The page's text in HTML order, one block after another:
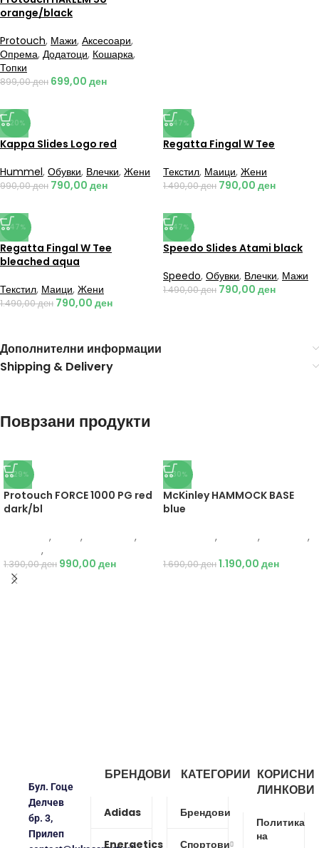
orange/black
Protouch, Мажи, Аксесоари,
Опрема, Додатоци, Кошарка,
Топки
899,00ден 699,00 ден
-20%
Kappa Slides Logo red
Hummel, Обувки, Влечки, Жени
990,00ден 790,00 ден
-47%
Regatta Fingal W Tee
Текстил, Маици, Жени
1.490,00ден 790,00 ден
-47%
Regatta Fingal W Tee
bleached aqua
Текстил, Маици, Жени
1.490,00ден 790,00 ден
-47%
Speedo Slides Atami black
Speedo, Обувки, Влечки, Мажи
1.490,00ден 790,00 ден
Дополнителни информации
Shipping & Delivery
Поврзани продукти
-29%
Protouch FORCE 1000 PG red
dark/bl
, ,
,
,
1.390,00ден 990,00 ден
-30%
McKinley HAMMOCK BASE
blue
, ,
,
1.690,00ден1.190,00 ден
Бул. Гоце
Делчев
бр. 3,
Прилеп
БРЕНДОВИ
Adidas
Energetics
КАТЕГОРИИ
Брендови
Спортови
КОРИСНИ
ЛИНКОВИ
Политика
на